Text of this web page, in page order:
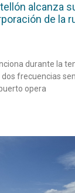
alcanza
de la
durante la
frecuencias
opera